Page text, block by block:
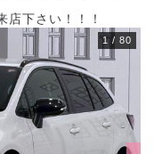
店下さい！！！
1/ 80